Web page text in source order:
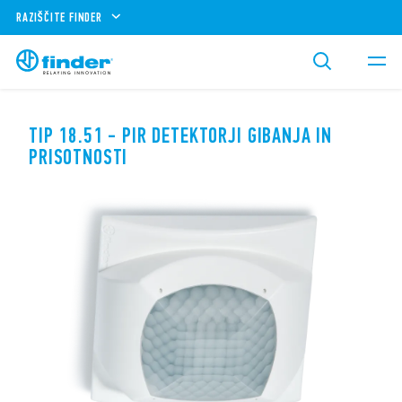
RAZIŠČITE FINDER
TIP 18.51 - PIR DETEKTORJI GIBANJA IN
PRISOTNOSTI